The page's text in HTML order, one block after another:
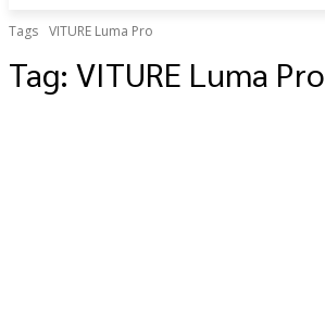
Tags VITURE Luma Pro
Tag: VITURE Luma Pro